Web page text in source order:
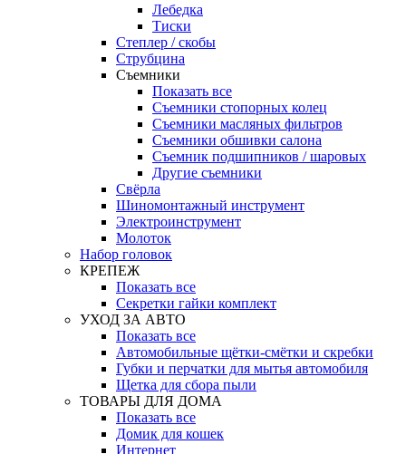
Лебедка
Тиски
Степлер / скобы
Струбцина
Съемники
Показать все
Съемники стопорных колец
Съемники масляных фильтров
Съемники обшивки салона
Съемник подшипников / шаровых
Другие съемники
Свёрла
Шиномонтажный инструмент
Электроинструмент
Молоток
Набор головок
КРЕПЕЖ
Показать все
Секретки гайки комплект
УХОД ЗА АВТО
Показать все
Автомобильные щётки-смётки и скребки
Губки и перчатки для мытья автомобиля
Щетка для сбора пыли
ТОВАРЫ ДЛЯ ДОМА
Показать все
Домик для кошек
Интернет